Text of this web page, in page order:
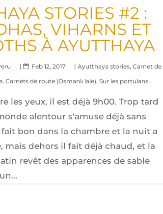
STO­RIES #2 :
VIHARNS ET
À AYUTTHAYA
| Feb 12, 2017 |Ayutthaya stories,Carnet de
,Carnets de route (Osmanlı lale),Sur les portulans
les yeux, il est déjà 9h00. Trop tard
alentour s'amuse déjà sans
bon dans la chambre et la nuit a
mais dehors il fait déjà chaud, et la
revêt des apparences de sable